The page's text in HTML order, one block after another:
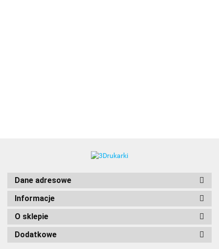
Dane adresowe
Informacje
O sklepie
Dodatkowe